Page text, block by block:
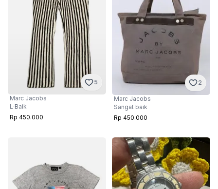
5
Marc Jacobs
L·Baik
Rp 450.000
2
Marc Jacobs
Sangat baik
Rp 450.000